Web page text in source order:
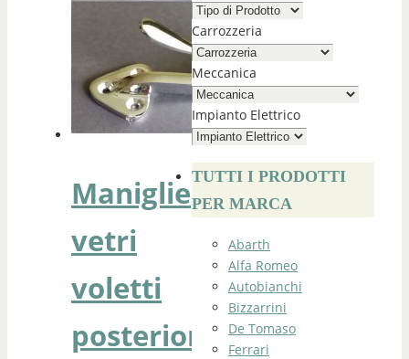
Maniglie
vetri
voletti
posteriori
Carrozzeria
Meccanica
Impianto Elettrico
TUTTI I PRODOTTI
PER MARCA
Abarth
Alfa Romeo
Autobianchi
Bizzarrini
De Tomaso
Ferrari